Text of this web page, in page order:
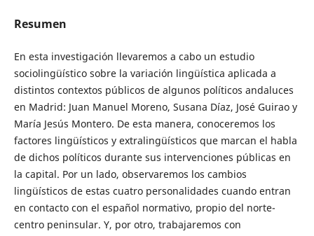
Resumen
En esta investigación llevaremos a cabo un estudio
sociolingüístico sobre la variación lingüística aplicada a
distintos contextos públicos de algunos políticos andaluces
en Madrid: Juan Manuel Moreno, Susana Díaz, José Guirao y
María Jesús Montero. De esta manera, conoceremos los
factores lingüísticos y extralingüísticos que marcan el habla
de dichos políticos durante sus intervenciones públicas en
la capital. Por un lado, observaremos los cambios
lingüísticos de estas cuatro personalidades cuando entran
en contacto con el español normativo, propio del norte-
centro peninsular. Y, por otro, trabajaremos con